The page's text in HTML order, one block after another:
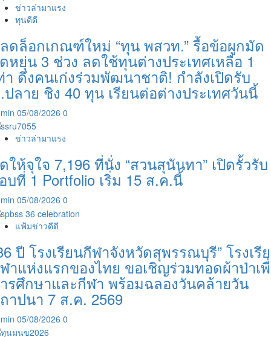
ข่าวล่ามาแรง
ทุนดีดี
ดล็อกเกณฑ์ใหม่ “ทุน พสวท.” รื้อข้อผูกมัด
หยุ่น 3 ช่วง ลดใช้ทุนต่างประเทศเหลือ 1
า ดึงคนเก่งร่วมพัฒนาชาติ! กำลังเปิดรับ
ลาย ชิง 40 ทุน เรียนต่อต่างประเทศวันนี้
05/08/2026 0
ข่าวล่ามาแรง
ให้จุใจ 7,196 ที่นั่ง “สวนสุนันทา” เปิดรั้วรับ
บที่ 1 Portfolio เริ่ม 15 ส.ค.นี้
05/08/2026 0
แฟ้มข่าวดีดี
ปี โรงเรียนกีฬาจังหวัดสุพรรณบุรี” โรงเรี
าแห่งแรกของไทย ขอเชิญร่วมทอดผ้าป่าเ
รศึกษาและกีฬา พร้อมฉลองวันคล้ายวัน
าปนา 7 ส.ค. 2569
05/08/2026 0